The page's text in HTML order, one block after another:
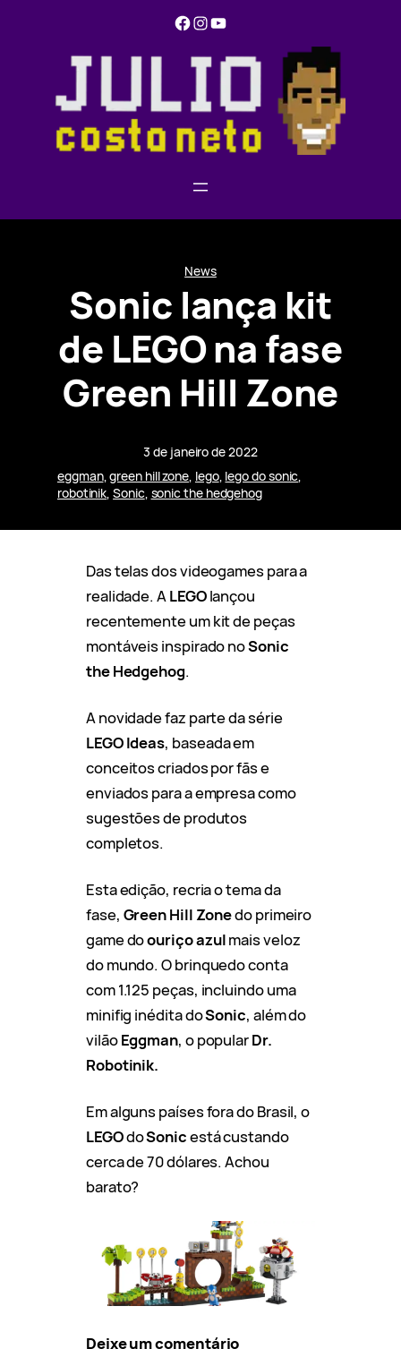
Facebook Instagram YouTube
News
Sonic lança kit
de LEGO na fase
Green Hill Zone
3 de janeiro de 2022
eggman, green hill zone, lego, lego do sonic
robotinik, Sonic, sonic the hedgehog
Das telas dos videogames para a
realidade. ALEGOlançou
recentemente um kit de peças
montáveis inspirado noSonic
the Hedgehog.
A novidade faz parte da série
LEGO Ideas, baseada em
conceitos criados por fãs e
enviados para a empresa como
sugestões de produtos
completos.
Esta edição, recria o tema da
fase, Green Hill Zonedo primeiro
game doouriço azulmais veloz
do mundo. O brinquedo conta
com 1.125 peças, incluindo uma
minifig inédita doSonic, além do
vilãoEggman, o popularDr.
Robotinik.
Em alguns países fora do Brasil, o
LEGOdoSonicestá custando
cerca de 70 dólares. Achou
barato?
Deixe um comentário